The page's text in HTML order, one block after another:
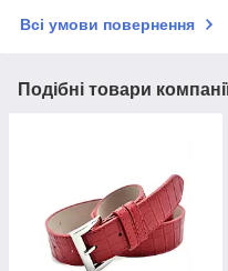
Всі умови повернення
Подібні товари